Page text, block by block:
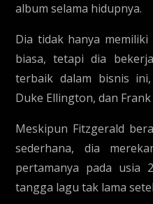
album selama hidupnya.
Dia tidak hanya
biasa, tetapi dia
terbaik dalam bisnis
Duke Ellington, dan
Meskipun Fitzgerald
sederhana, dia
pertamanya pada usia
tangga lagu tak lama